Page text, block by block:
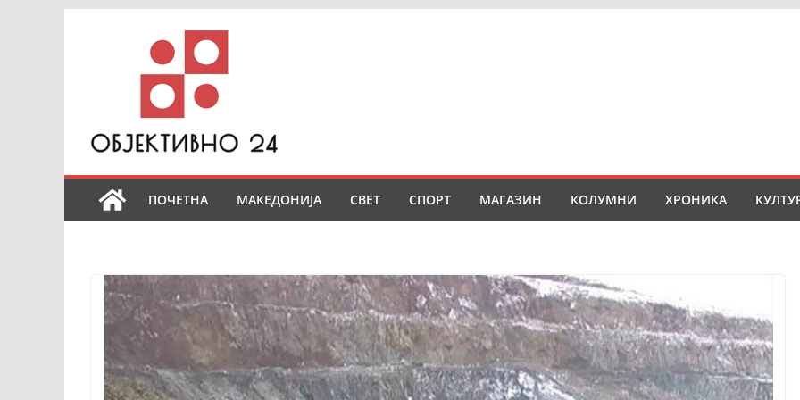
ПОЧЕТНА МАКЕДОНИЈА СВЕТ СПОРТ МАГАЗИН КОЛУМНИ ХРОНИКА